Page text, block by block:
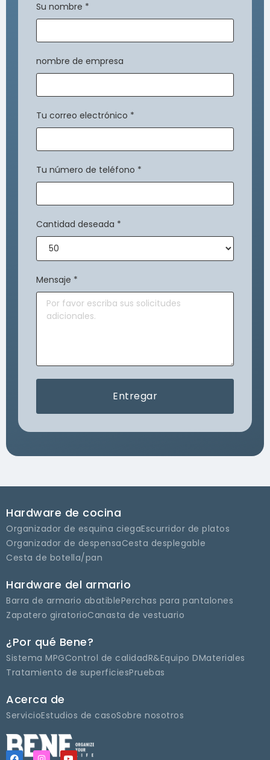
Su nombre *
nombre de empresa
Tu correo electrónico *
Tu número de teléfono *
Cantidad deseada *
Mensaje *
Entregar
Hardware de cocina
Organizador de esquina ciegaEscurridor de platos
Organizador de despensaCesta desplegable
Cesta de botella/pan
Hardware del armario
Barra de armario abatiblePerchas para pantalones
Zapatero giratorioCanasta de vestuario
¿Por qué Bene?
Sistema MPGControl de calidadR&Equipo DMateriales
Tratamiento de superficiesPruebas
Acerca de
ServicioEstudios de casoSobre nosotros